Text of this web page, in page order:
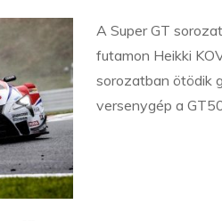
A Super GT
futamon Heikki
sorozatban ötödik
versenygép a